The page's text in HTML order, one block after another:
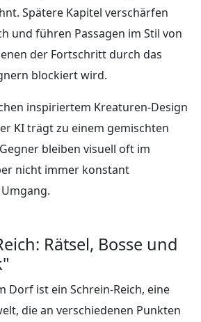
Spätere Kapitel verschärfen
und führen Passagen im Stil von
der Fortschritt durch das
blockiert wird.
inspiriertem Kreaturen-Design
KI trägt zu einem gemischten
bleiben visuell oft im
nicht immer konstant
Rätsel, Bosse und
Dorf ist ein Schrein-Reich, eine
die an verschiedenen Punkten